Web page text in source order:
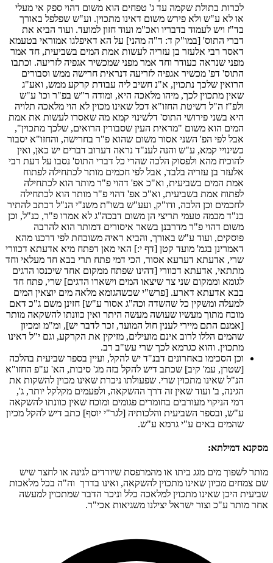
לכרות בתולת שקמה עד ג' טפחים הוא משום דהוי ספק אי מעלי
או לא ע"ש ולא פירש משום דאינו מתכוין. וע"ש שפלפל באורך
בד"ז ויש לעמוד בדבריו ואכ"מ ועוד חזון למועד. ועוד הביא את
דברי התוס' [במו"ק ד: ד"ה מהני] על הא דאיפלגו אמוראי בטעמא
דאסר רבי אלעזר בן עזריה לעשות אמת המים בשביעית, חד אמר
מפני שנראה כעודר וחד אמר מפני שמכשיר אגפיה לזריעה. וכתבו
התוס' דפ' מכשיר אגפיה לזריעה דנראית חרישה ממש וסבורים
הרואין שלכך נתכוין, א"נ חשיב ליה עבודת קרקע ממש, ואע"ג
שאין מתכוין לכך, מיהו מלאכה היא, ומודה ר"ש בפ"ר וכו' ע"ש
ולפ"ז ה"ל דשיטת החזו"א דכל שאינו מכוין לא הוי מלאכה תלויה
היא בשני פירושי התוס' דלשינוי קמא מה שאסרו לעשות את אמת
המים הוא משום "מראית העין שסבורין הרואים, שלכך מתכוין",
אבל לפי הפ' השני אסור משום שהוא פ"ר בחרישה, והחזו"א יסבור
כשינויי קמא, ע"ש והנה לענ"ד נראה דערוב דברים יש כאן, ואין
להוכיח מהא ולפסוק הלכה שהרי כל דברי התוס' נסבו על דעת רבי
אלעזר בן עזריה בלבד, אבל לפי חכמים מותר לכתחילה לפתוח
אמת המים בשביעית, וא"כ אפ' דהוי פ"ר מותר הוא לכתחילה
לפתוח אמת בשביעית, וא"כ אפ' דהוי פ"ר מותר הוא לכתחילה
לחכמים וכן הלכה, ודו"ק, ועע"ש בשו"ת משנ"י הנ"ל דכתב להתיר
בנ"ד מכמה טעמי תריצי הן משום דבכה"ג לא אמרו פ"ר, כנ"ל, וכן
משום דהוי פ"ר מדרבנן בשאר איסורים דמותר הוא להרבה
פוסקים, ועוד ע"ש באורך, והביא ראיה משובחת לפי דרכנו מהא
דאמרינן בגמ' מועד קטן [דף י:] האי מאן דפתח מיא אדעתא דכוורי
שרי, אדעתא דערעא אסור, הכי דמי פתח תרי בבא חד מעלאי וחד
מתתאי, אדעתא דכוורי [דהינו שפתח ממקום אחד שיכנסו הדגים
לגומא וממקום שני צר שיצאו המים וישארו הדגים] שרי, פתח חד
בבא אדעתא דארע. [פרש"י שכשהגומא מלאה מים יוצאין המים
למעלה ומשקין כל שהשדה וכה"ג אסור ע"ש] חזינן משם ג"כ דאם
מוכח מתוך מעשיו שעושה מעשה היתר ואין כוונתו להשקאה מותר
[אמנם התם מיירי לענין חול המועד, זכר לדבר יש], ומ"מ ומכיון
שהמים הללו לרוב אינם מועילים, מזיקין את הקרקע, וגם י"ל דאינו
מתכוין. והוא כגרמא לכך שרי עש"ב רב.
וכן הסכימו באחרונים דבנ"ד יש להקל, ועיין בספר שביעית בהלכה
[שטרן, עמ' קיב] שכתב דיש להקל בזה מג' סיבות, הא' ע"פ החזו"א
הנ"ל שאינו מתכוין שרי. שפעולתו ניכרת שאינו מכוין להשקות את
הגינה, ב' ועוד שאין זה דרך ההשקאה, ולפעמים מקלקל יותר, ג',
דמי הניקוי מעורבים בחומרים פגומים ומוכח שאין כוונתו להשקאה
ע"ש, ובספר השביעית והלכותיה [לגר"י יוסף] כתב דיש להקל מכיון
שהמים באים ע"י גרמא ע"ש.
מסקנא דמילתא:
מותר לשפוך מים מגג ביתו או מהמרפסת שיורדים לגינה או לחצר שיש
שם צמחים מכיון שאינו מתכוין להשקאה, ואינו בדרך וה"ה בכל מלאכות
שביעית היכן שאינו מתכוין למלאכה כלל וניכר הדבר שמתכוין למעשה
אחר מותר ע"כ וצור ישראל יצילנו משגיאות אכי"ר.